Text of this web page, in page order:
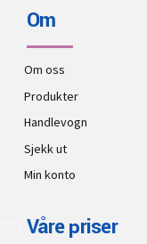
Om
Om oss
Produkter
Handlevogn
Sjekk ut
Min konto
Våre priser